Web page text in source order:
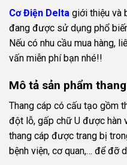
Cơ Điện Delta giới thiệu và
đang được sử dụng phổ
Nếu có nhu cầu mua hàng,
vấn miễn phí bạn nhé!!
Mô tả sản phẩm
Thang cáp có cấu tạo gồm
đột lỗ, gấp chữ U được hàn
thang cáp được trang bị
bệnh viện, cơ quan,… để đỡ